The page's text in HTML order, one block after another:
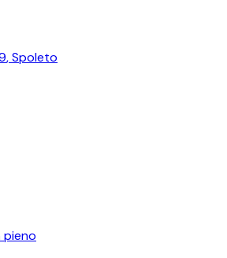
,Spoleto
pieno